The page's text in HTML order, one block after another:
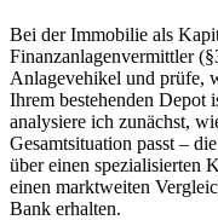
Bei der Immobilie als
Finanzanlagenvermittler
Anlagevehikel und prüfe,
Ihrem bestehenden Depot
analysiere ich zunächst,
Gesamtsituation passt –
über einen spezialisierten
einen marktweiten
Bank erhalten.